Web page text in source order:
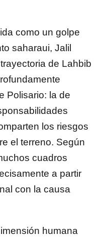
como un golpe
saharaui, Jalil
de Lahbib
Polisario: la de
los riesgos
el terreno. Según
cuadros
a partir
con la causa
humana